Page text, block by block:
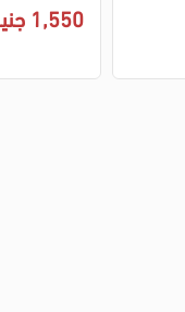
1,550 جنيه